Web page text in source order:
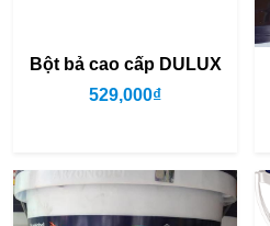
Bột bả cao cấp DULUX
529,000₫